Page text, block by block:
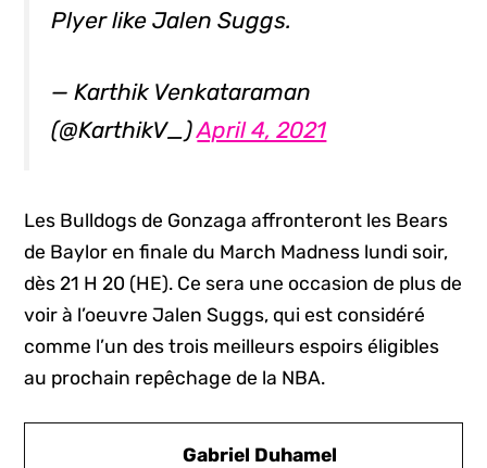
Plyer like Jalen Suggs.
— Karthik Venkataraman
(@KarthikV_)April 4, 2021
Les Bulldogs de Gonzaga affronteront les Bears
de Baylor en finale du March Madness lundi soir,
dès 21 H 20 (HE). Ce sera une occasion de plus de
voir à l’oeuvre Jalen Suggs, qui est considéré
comme l’un des trois meilleurs espoirs éligibles
au prochain repêchage de la NBA.
Gabriel Duhamel